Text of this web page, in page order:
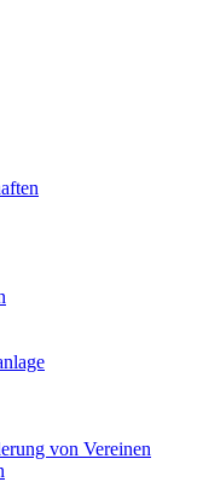
von Vereinen